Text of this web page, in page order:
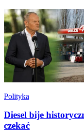
Polityka
Diesel bije
czekać